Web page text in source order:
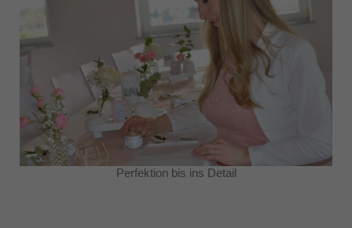
Perfektion bis ins Detail